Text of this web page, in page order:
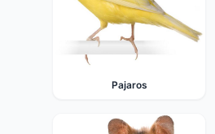
Pajaros